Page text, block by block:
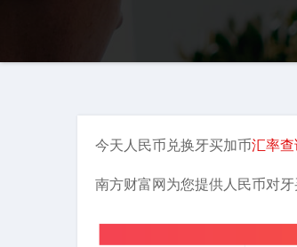
今天人民币兑换牙买加币汇率查
南方财富网为您提供人民币对牙